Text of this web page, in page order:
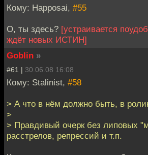
Кому: Happosai, #55
О, ты здесь? [устраивается
ждёт новых ИСТИН]
Goblin »
#61 | 30.06.08 16:08
Кому: Stalinist, #58
> А что в нём должно быть, в
>
> Правдивый очерк без липовых
расстрелов, репрессий и т.п.